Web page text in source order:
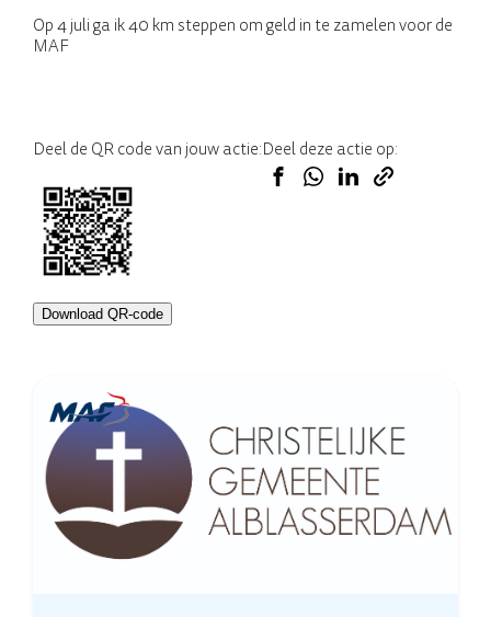
Op 4 juli ga ik 40 km steppen om geld in te zamelen voor de
MAF
Deel de QR code van jouw actie:
Download QR-code
Deel deze actie op: